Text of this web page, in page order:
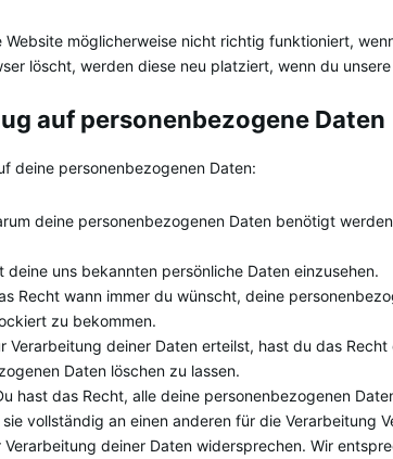
Website möglicherweise nicht richtig funktioniert,
löscht, werden diese neu platziert, wenn du
auf personenbezogene Daten
deine personenbezogenen Daten:
deine personenbezogenen Daten benötigt
uns bekannten persönliche Daten einzusehen.
Recht wann immer du wünscht, deine
zu bekommen.
Verarbeitung deiner Daten erteilst, hast du das Recht
Daten löschen zu lassen.
hast das Recht, alle deine personenbezogenen
vollständig an einen anderen für die Verarbeitung
deiner Daten widersprechen. Wir